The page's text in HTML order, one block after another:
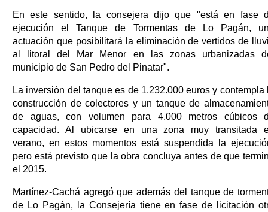
En este sentido, la consejera dijo que "está en fase
ejecución el Tanque de Tormentas de Lo Pagán,
actuación que posibilitará la eliminación de vertidos de
al litoral del Mar Menor en las zonas urbanizadas
municipio de San Pedro del Pinatar".
La inversión del tanque es de 1.232.000 euros y contempla
construcción de colectores y un tanque de
de aguas, con volumen para 4.000 metros cúbicos
capacidad. Al ubicarse en una zona muy transitada
verano, en estos momentos está suspendida la
pero está previsto que la obra concluya antes de que
el 2015.
Martínez-Cachá agregó que además del tanque de
de Lo Pagán, la Consejería tiene en fase de licitación